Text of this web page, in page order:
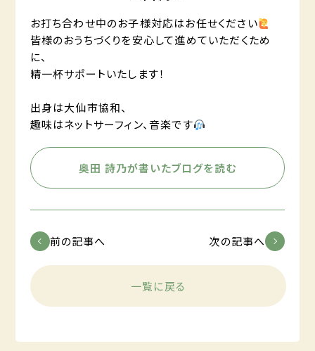
お打ち合わせ中のお子様対応はお任せください
皆様のおうちづくりを安心して進めていただくため
に、
精一杯サポートいたします！
出身は大仙市協和、
趣味はネットサーフィン、音楽です
奥田 詩乃が書いたブログを読む
前の記事へ 次の記事へ
一覧に戻る